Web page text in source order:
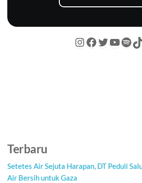
Terbaru
Setetes Air Sejuta Harapan, DT Peduli
Air Bersih untuk Gaza